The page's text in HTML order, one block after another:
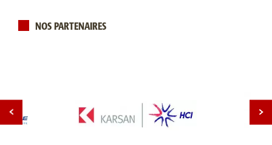
NOS PARTENAIRES